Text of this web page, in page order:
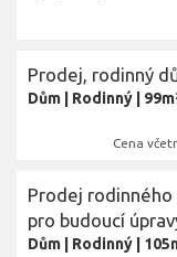
Prodej, rodinný
Dům Rodinný
Cena
Prodej
pro budoucí
Dům Rodinný